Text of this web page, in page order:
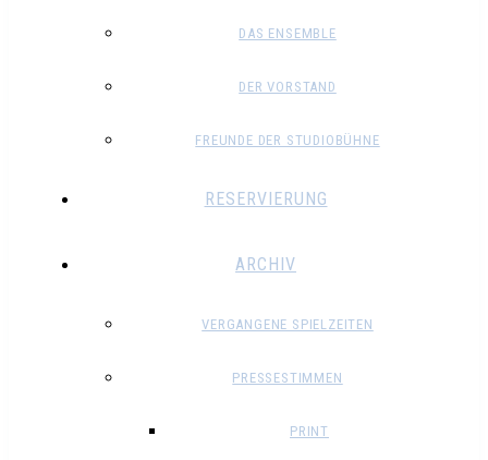
DAS ENSEMBLE
DER VORSTAND
FREUNDE DER STUDIOBÜHNE
RESERVIERUNG
ARCHIV
VERGANGENE SPIELZEITEN
PRESSESTIMMEN
PRINT